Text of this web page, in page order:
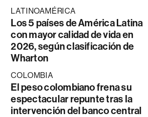
LATINOAMÉRICA
Los 5 países de América Latina
con mayor calidad de vida en
2026, según clasificación de
Wharton
COLOMBIA
El peso colombiano frena su
espectacular repunte tras la
intervención del banco central